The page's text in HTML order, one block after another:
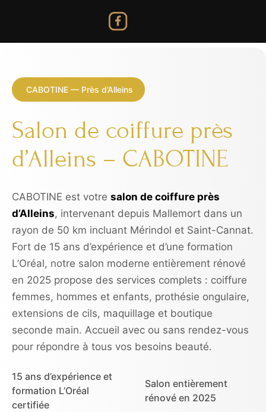
CABOTINE — Près d’Alleins
Salon de coiffure près
d’Alleins – CABOTINE
CABOTINE est votre salon de coiffure près
d’Alleins, intervenant depuis Mallemort dans un
rayon de 50 km incluant Mérindol et Saint-Cannat.
Fort de 15 ans d’expérience et d’une formation
L’Oréal, notre salon moderne entièrement rénové
en 2025 propose des services complets : coiffure
femmes, hommes et enfants, prothésie ongulaire,
extensions de cils, maquillage et boutique
seconde main. Accueil avec ou sans rendez-vous
pour répondre à tous vos besoins beauté.
15 ans d’expérience et
formation L’Oréal
certifiée
Salon entièrement
rénové en 2025